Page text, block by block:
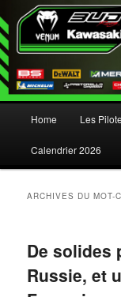
Aller au contenu
Aller au contenu
Home Les
Calendrier 2026
ARCHIVES DU MOT-
De solides
Russie, et